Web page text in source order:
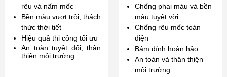
rêu và nấm mốc
Bền màu vượt trội, thách
thức thời tiết
Hiệu quả thi công tối ưu
An toàn tuyệt đối, thân
thiện môi trường
Chống phai màu và bền
màu tuyệt vời
Chống rêu mốc toàn
diện
Bám dính hoàn hảo
An toàn và thân thiện
môi trường